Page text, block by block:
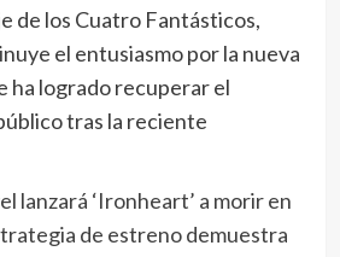
de los Cuatro Fantásticos,
el entusiasmo por la nueva
ha logrado recuperar el
tras la reciente
lanzará ‘Ironheart’ a morir en
de estreno demuestra